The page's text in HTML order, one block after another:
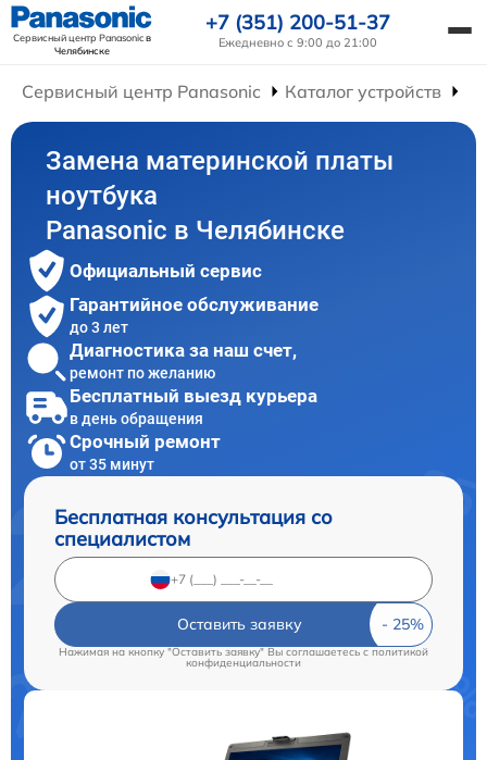
Сервисный центр Panasonicв
Челябинске
+7 (351) 200-51-37
Ежедневно с 9:00 до 21:00
Сервисный центр Panasonic Каталог устройств
Замена материнской платы
ноутбука
Panasonic в Челябинске
Официальный сервис
Гарантийное обслуживание
до 3 лет
Диагностика за наш счет,
ремонт по желанию
Бесплатный выезд курьера
в день обращения
Срочный ремонт
от 35 минут
Бесплатная консультация со
специалистом
Оставить заявку
Нажимая на кнопку "Оставить заявку" Вы соглашаетесь cполитикой
конфиденциальности